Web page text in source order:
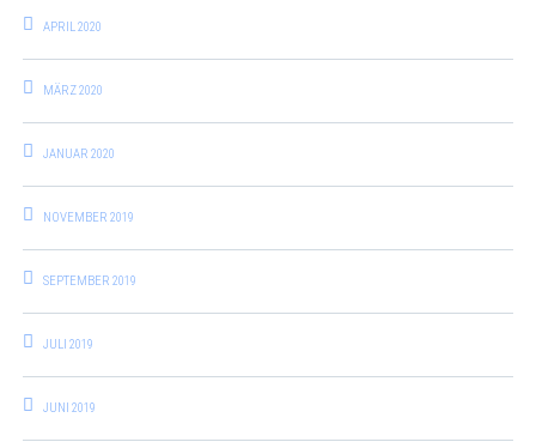
APRIL 2020
MÄRZ 2020
JANUAR 2020
NOVEMBER 2019
SEPTEMBER 2019
JULI 2019
JUNI 2019